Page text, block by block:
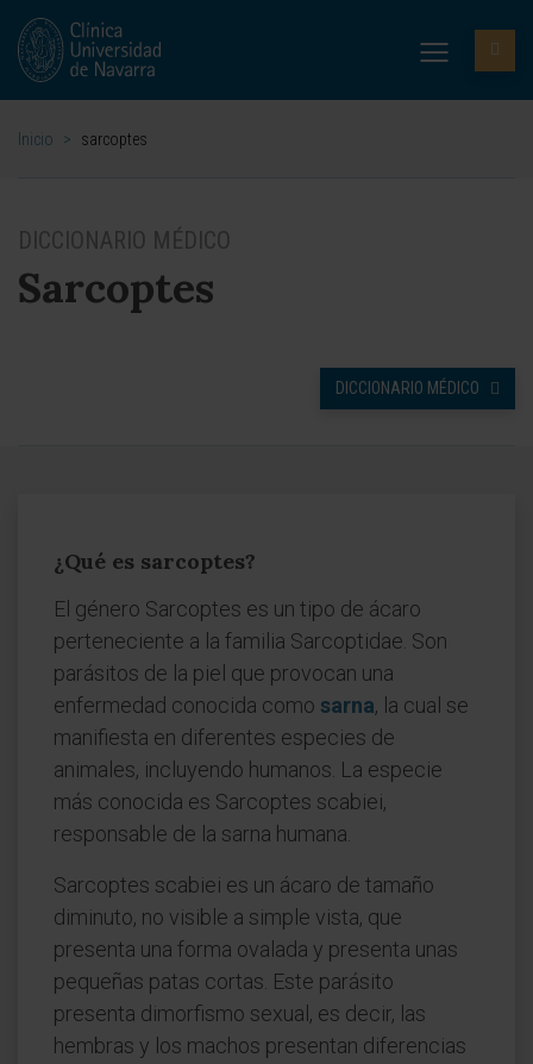
Inicio > sarcoptes
DICCIONARIO MÉDICO
Sarcoptes
DICCIONARIO MÉDICO
¿Qué es sarcoptes?
El género Sarcoptes es un tipo de ácaro
perteneciente a la familia Sarcoptidae. Son
parásitos de la piel que provocan una
enfermedad conocida como sarna, la cual se
manifiesta en diferentes especies de
animales, incluyendo humanos. La especie
más conocida es Sarcoptes scabiei,
responsable de la sarna humana.
Sarcoptes scabiei es un ácaro de tamaño
diminuto, no visible a simple vista, que
presenta una forma ovalada y presenta unas
pequeñas patas cortas. Este parásito
presenta dimorfismo sexual, es decir, las
hembras y los machos presentan diferencias